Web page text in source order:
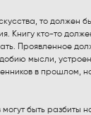
то должен
Книгу кто-то
Проявленное
мысли,
в прошлом,
быть разбиты